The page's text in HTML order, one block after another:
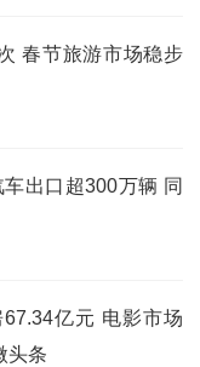
春节旅游市场稳步
出口超300万辆 同
亿元 电影市场
头条